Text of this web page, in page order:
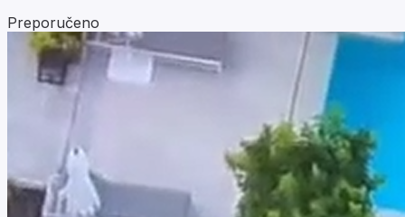
Preporučeno